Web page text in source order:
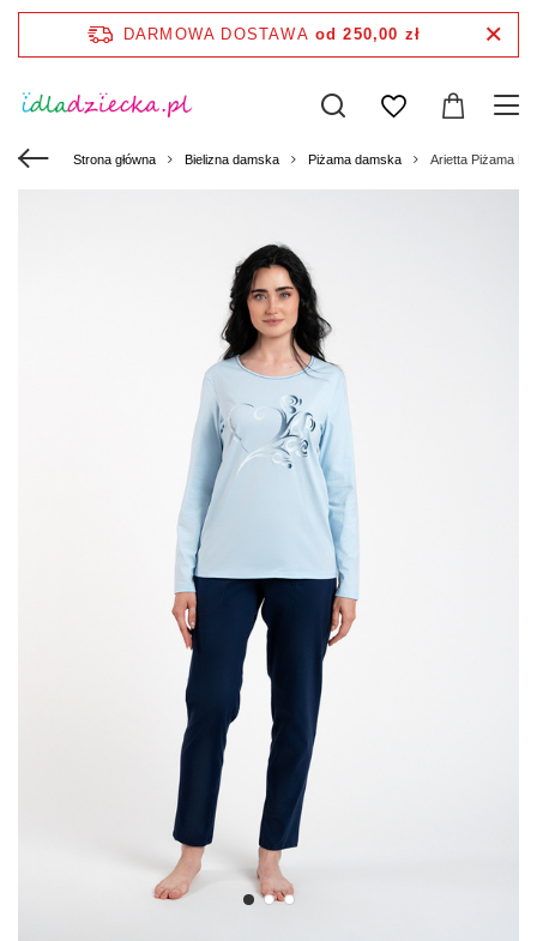
DARMOWA DOSTAWA od 250,00 zł
Strona główna Bielizna damska Piżama damska Arietta Piżama